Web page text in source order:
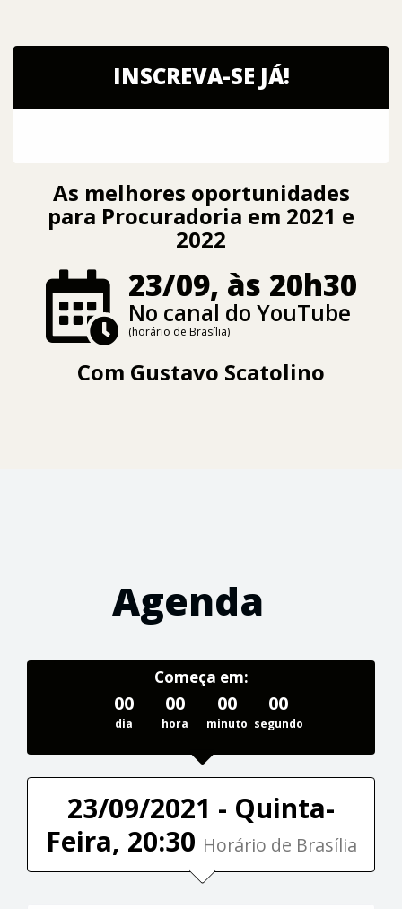
INSCREVA-SE JÁ!
As melhores oportunidades
para Procuradoria em 2021 e
2022
23/09, às 20h30
No canal do YouTube
(horário de Brasília)
Com Gustavo Scatolino
Agenda
Começa em:
00
dia
00
hora
00
minuto
00
segundo
23/09/2021 - Quinta-
Feira, 20:30 Horário de Brasília